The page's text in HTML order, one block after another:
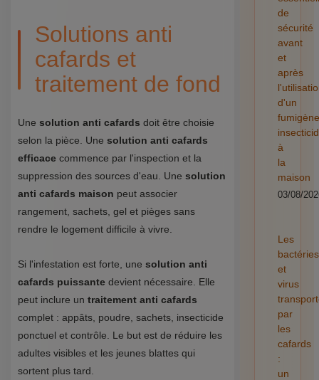
Solutions anti
cafards et
traitement de fond
Une solution anti cafards doit être choisie
selon la pièce. Une solution anti cafards
efficace commence par l'inspection et la
suppression des sources d'eau. Une solution
anti cafards maison peut associer
rangement, sachets, gel et pièges sans
rendre le logement difficile à vivre.
Si l'infestation est forte, une solution anti
cafards puissante devient nécessaire. Elle
peut inclure un traitement anti cafards
complet : appâts, poudre, sachets, insecticide
ponctuel et contrôle. Le but est de réduire les
adultes visibles et les jeunes blattes qui
sortent plus tard.
de
sécurité
avant
et
après
d'un
fumigène
à
la
maison
03/08/
Les
bactéries
et
virus
par
les
cafards
:
un